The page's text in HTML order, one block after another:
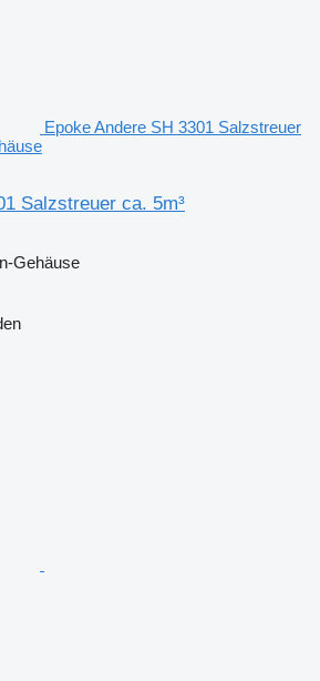
Epoke Andere SH 3301 Salzstreuer
Salzstreuer ca. 5m³
Gehäuse